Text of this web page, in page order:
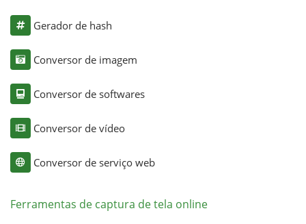
Gerador de hash
Conversor de imagem
Conversor de softwares
Conversor de vídeo
Conversor de serviço web
Ferramentas de captura de tela online